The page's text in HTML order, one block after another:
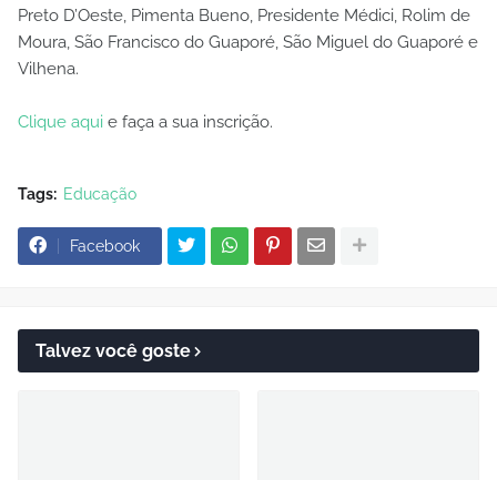
Preto D’Oeste, Pimenta Bueno, Presidente Médici, Rolim de
Moura, São Francisco do Guaporé, São Miguel do Guaporé e
Vilhena.
Clique aqui e faça a sua inscrição.
Tags: Educação
Facebook
Talvez você goste